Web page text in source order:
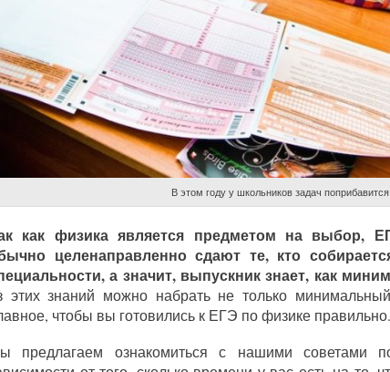
В этом году у школьников задач поприбавится
как физика является предметом на выбор,
целенаправленно сдают те, кто
а значит, выпускник знает, как
этих знаний можно набрать не только
чтобы вы готовились к ЕГЭ по физике правильно.
предлагаем ознакомиться с нашими советами